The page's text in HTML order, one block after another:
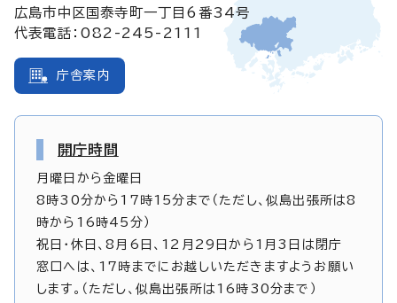
広島市中区国泰寺町一丁目6番34号
代表電話：082-245-2111
庁舎案内
開庁時間
月曜日から金曜日
8時30分から17時15分まで（ただし、似島出張所は8
時から16時45分）
祝日・休日、8月6日、12月29日から1月3日は閉庁
窓口へは、17時までにお越しいただきますようお願い
します。（ただし、似島出張所は16時30分まで）